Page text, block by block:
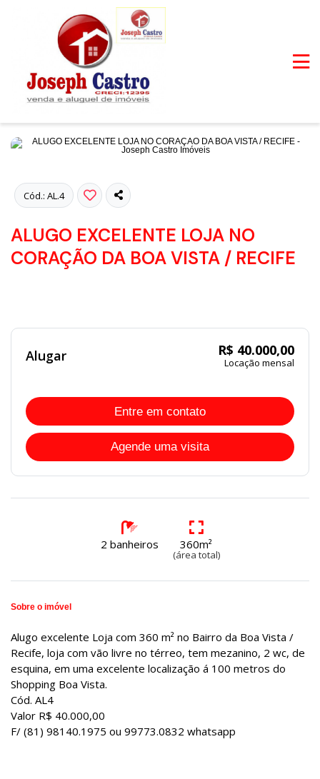
Cód.: AL.4
ALUGO EXCELENTE LOJA NO
CORAÇÃO DA BOA VISTA / RECIFE
Alugar R$ 40.000,00
Locação mensal
Entre em contato
Agende uma visita
2 banheiros 360m²
(área total)
Sobre o imóvel
Alugo excelente Loja com 360 m² no Bairro da Boa Vista /
Recife, loja com vão livre no térreo, tem mezanino, 2 wc, de
esquina, em uma excelente localização á 100 metros do
Shopping Boa Vista.
Cód. AL4
Valor R$ 40.000,00
F/ (81) 98140.1975 ou 99773.0832 whatsapp